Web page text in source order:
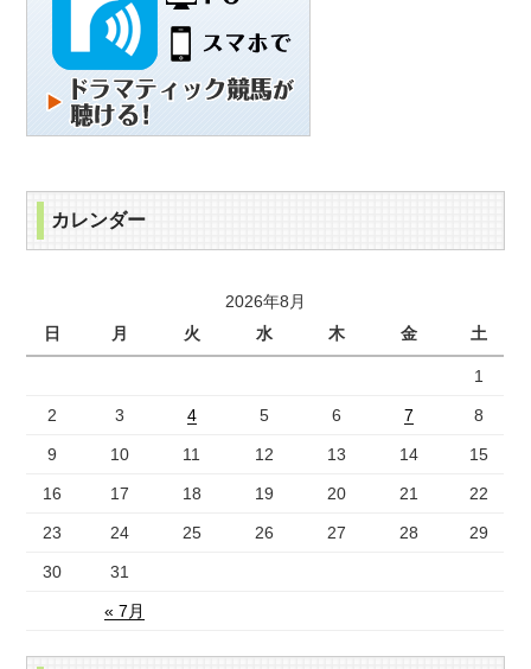
カレンダー
2026年8月
日
月 火 水 木 金 土
« 7月
1
2 3 4 5 6 7 8
9 10 11 12 13 14 15
16 17 18 19 20 21 22
23 24 25 26 27 28 29
30 31